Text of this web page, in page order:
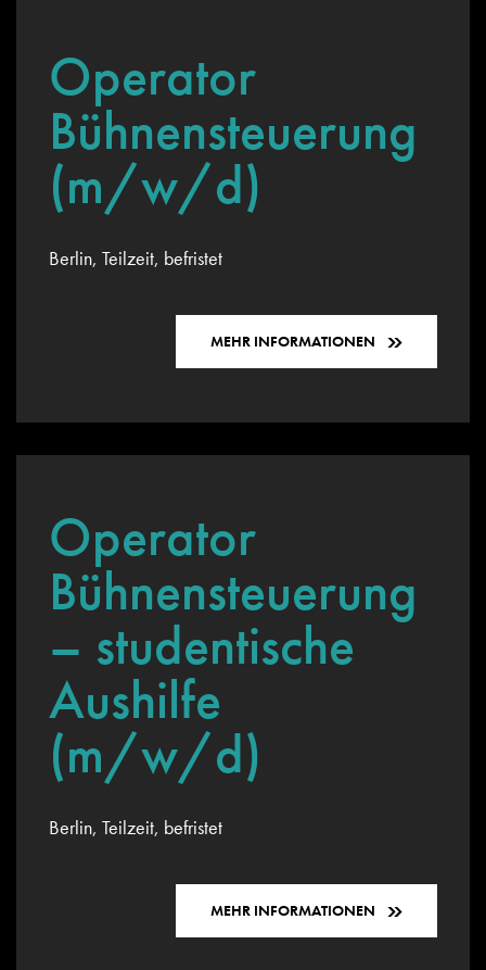
Operator
Bühnensteuerung
(m/w/d)
Berlin, Teilzeit, befristet
MEHR INFORMATIONEN
Operator
Bühnensteuerung
– studentische
Aushilfe
(m/w/d)
Berlin, Teilzeit, befristet
MEHR INFORMATIONEN